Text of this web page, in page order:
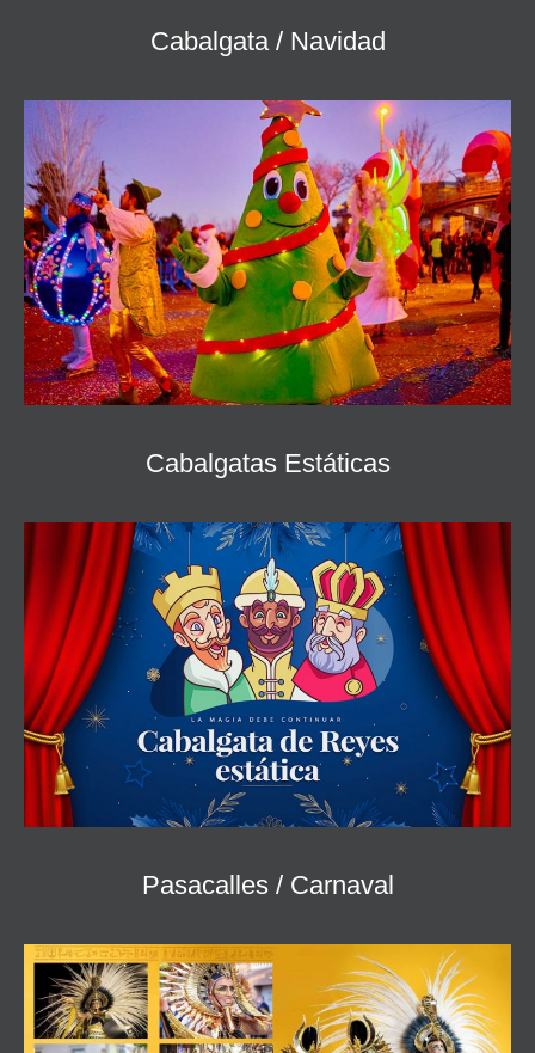
Cabalgata / Navidad
Cabalgatas Estáticas
Pasacalles / Carnaval